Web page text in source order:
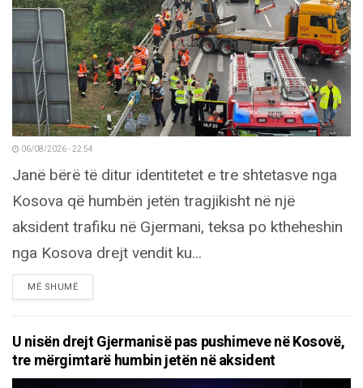
06/08/2026 - 22:54
Janë bërë të ditur identitetet e tre shtetasve nga
Kosova që humbën jetën tragjikisht në një
aksident trafiku në Gjermani, teksa po ktheheshin
nga Kosova drejt vendit ku...
MË SHUMËDETAILS
U nisën drejt Gjermanisë pas pushimeve në Kosovë,
tre mërgimtarë humbin jetën në aksident